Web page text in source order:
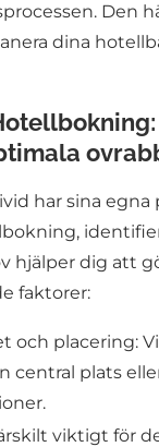
Den
dina
har sina
hjälper dig att
faktorer:
och placering:
central plats
viktigt för